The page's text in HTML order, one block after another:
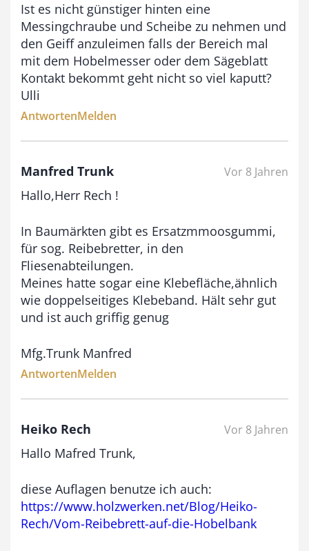
s
9
3
,
Ist es nicht günstiger hinten eine
Messingchraube und Scheibe zu nehmen und
den Geiff anzuleimen falls der Bereich mal
mit dem Hobelmesser oder dem Sägeblatt
Kontakt bekommt geht nicht so viel kaputt?
Ulli
AntwortenMelden
Manfred Trunk Vor 8 Jahren
Hallo,Herr Rech !
In Baumärkten gibt es Ersatzmmoosgummi,
für sog. Reibebretter, in den
Fliesenabteilungen.
Meines hatte sogar eine Klebefläche,ähnlich
wie doppelseitiges Klebeband. Hält sehr gut
und ist auch griffig genug
Mfg.Trunk Manfred
AntwortenMelden
Heiko Rech Vor 8 Jahren
Hallo Mafred Trunk,
diese Auflagen benutze ich auch:
https://www.holzwerken.net/Blog/Heiko-
Rech/Vom-Reibebrett-auf-die-Hobelbank